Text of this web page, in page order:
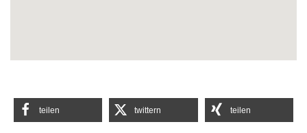
teilen twittern teilen